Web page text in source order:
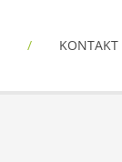
KONTAKT